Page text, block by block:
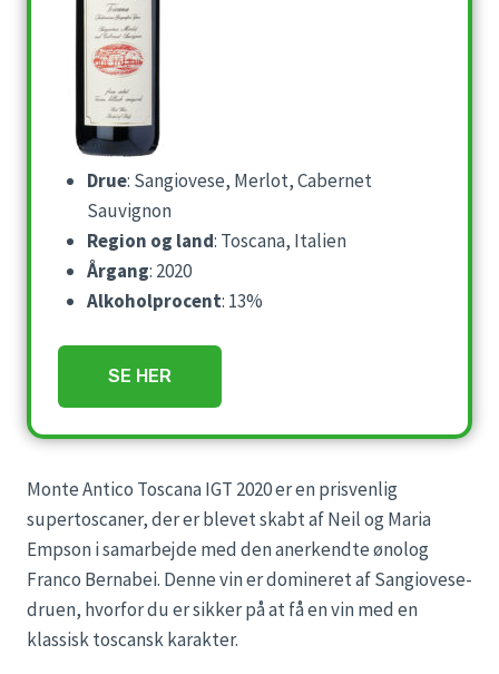
Drue: Sangiovese, Merlot, Cabernet
Sauvignon
Region og land: Toscana, Italien
Årgang: 2020
Alkoholprocent: 13%
SE HER
Monte Antico Toscana IGT 2020 er en prisvenlig
supertoscaner, der er blevet skabt af Neil og Maria
Empson i samarbejde med den anerkendte ønolog
Franco Bernabei. Denne vin er domineret af Sangiovese-
druen, hvorfor du er sikker på at få en vin med en
klassisk toscansk karakter.